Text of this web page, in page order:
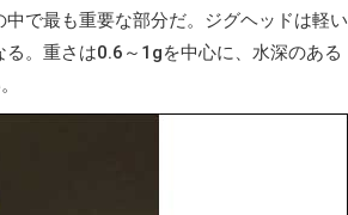
で最も重要な部分だ。ジグヘッドは軽い
。重さは0.6～1gを中心に、水深のある